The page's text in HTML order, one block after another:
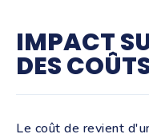
IMPACT
DES
Le coût de revient